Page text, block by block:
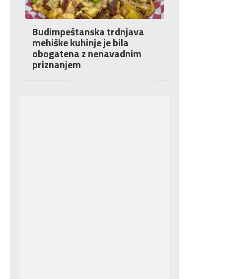
Budimpeštanska trdnjava
mehiške kuhinje je bila
obogatena z nenavadnim
priznanjem